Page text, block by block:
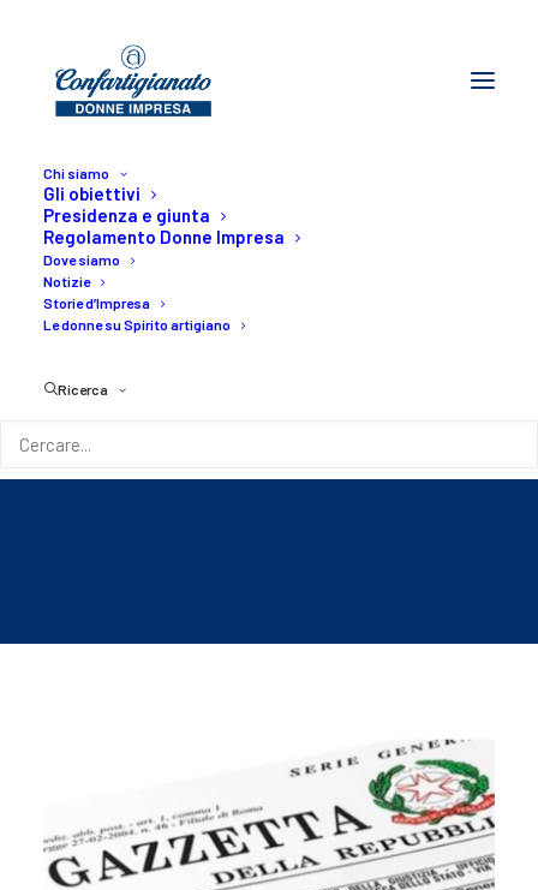
Chi siamo
Gli obiettivi
Presidenza e giunta
Regolamento Donne Impresa
Dove siamo
Notizie
Storie d’Impresa
Le donne su Spirito artigiano
Ricerca